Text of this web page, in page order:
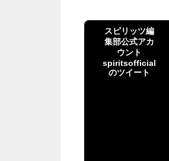
スピリッツ編
集部公式アカ
ウント
spiritsofficial
のツイート